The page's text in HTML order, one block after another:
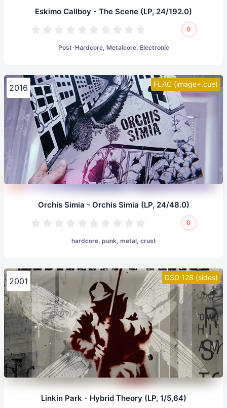
Eskimo Callboy - The Scene (LP, 24/192.0)
0
Post-Hardcore, Metalcore, Electronic
FLAC (image+.cue)
2016
Orchis Simia - Orchis Simia (LP, 24/48.0)
0
hardcore, punk, metal, crust
DSD 128 (sides)
2001
Linkin Park - Hybrid Theory (LP, 1/5,64)